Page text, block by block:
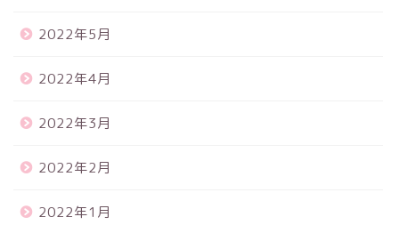
2022年5月
2022年4月
2022年3月
2022年2月
2022年1月